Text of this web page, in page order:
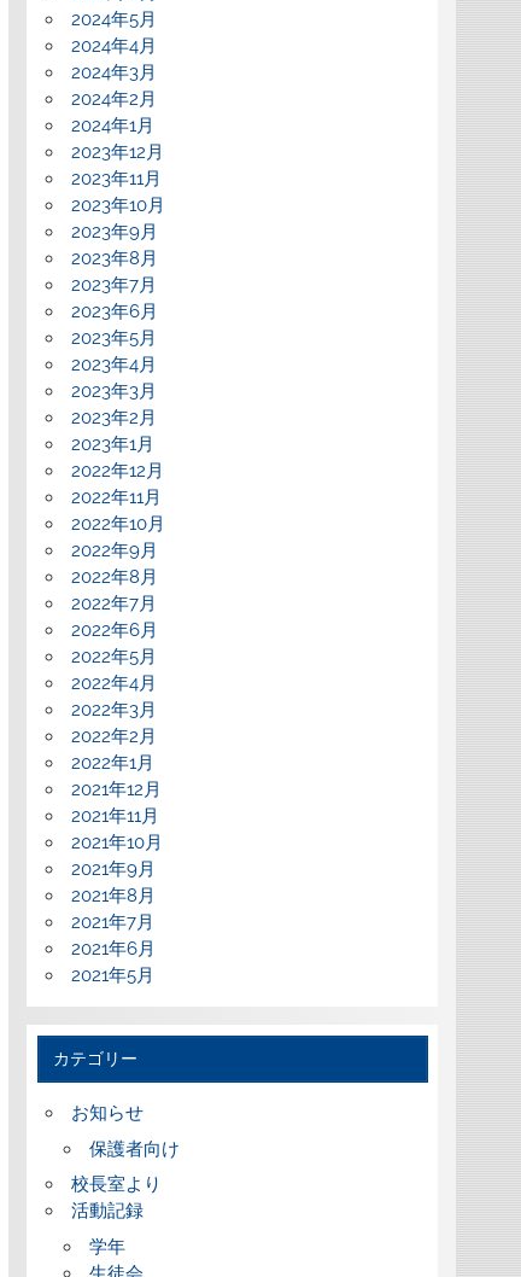
2024年5月
2024年4月
2024年3月
2024年2月
2024年1月
2023年12月
2023年11月
2023年10月
2023年9月
2023年8月
2023年7月
2023年6月
2023年5月
2023年4月
2023年3月
2023年2月
2023年1月
2022年12月
2022年11月
2022年10月
2022年9月
2022年8月
2022年7月
2022年6月
2022年5月
2022年4月
2022年3月
2022年2月
2022年1月
2021年12月
2021年11月
2021年10月
2021年9月
2021年8月
2021年7月
2021年6月
2021年5月
カテゴリー
お知らせ
保護者向け
校長室より
活動記録
学年